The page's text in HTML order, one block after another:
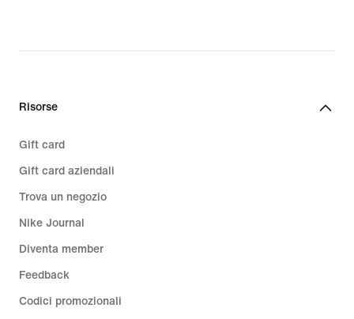
price
Risorse
Gift card
Gift card aziendali
Trova un negozio
Nike Journal
Diventa member
Feedback
Codici promozionali